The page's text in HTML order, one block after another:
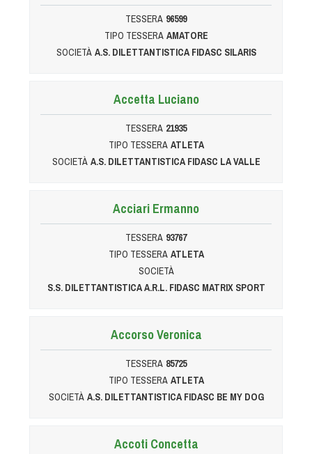
TESSERA 96599
TIPO TESSERA AMATORE
SOCIETÀ A.S. DILETTANTISTICA FIDASC SILARIS
Accetta Luciano
TESSERA 21935
TIPO TESSERA ATLETA
SOCIETÀ A.S. DILETTANTISTICA FIDASC LA VALLE
Acciari Ermanno
TESSERA 93767
TIPO TESSERA ATLETA
SOCIETÀ
S.S. DILETTANTISTICA A.R.L. FIDASC MATRIX SPORT
Accorso Veronica
TESSERA 85725
TIPO TESSERA ATLETA
SOCIETÀ A.S. DILETTANTISTICA FIDASC BE MY DOG
Accoti Concetta